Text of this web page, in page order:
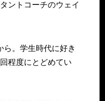
ントコーチのウェイ
。学生時代に好き
程度にとどめてい